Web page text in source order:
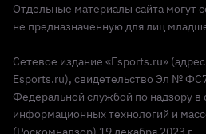
Отдельные материалы сайта могут
не предназначенную для лиц
Сетевое издание «Esports.ru»
Esports.ru), свидетельство Эл №
Федеральной службой по надзору в
информационных технологий и